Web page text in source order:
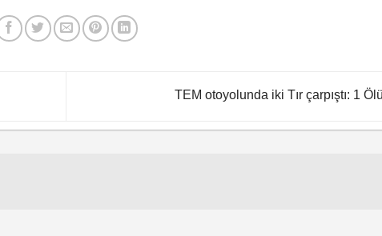
TEM otoyolunda iki Tır çarpıştı: 1 Ölü